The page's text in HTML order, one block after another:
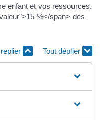
enfant et vos ressources.
%</span> des
Tout déplier